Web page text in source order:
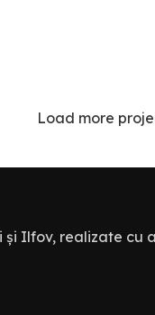
Lighting
nam
Load more
Ilfov, realizate